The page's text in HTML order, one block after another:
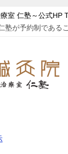
室 仁塾～公式HP
塾が予約制である